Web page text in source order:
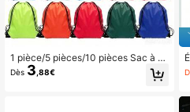
1 pièce/5 pièces/10 pièces Sac à c
ordon en polyester, sac promotionn
el de rangement, sac d'événement
Dès 3 ,88€